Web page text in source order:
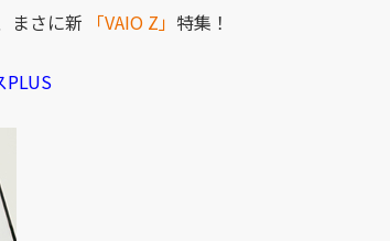
まさに新 「VAIO Z」 特集！
PLUS